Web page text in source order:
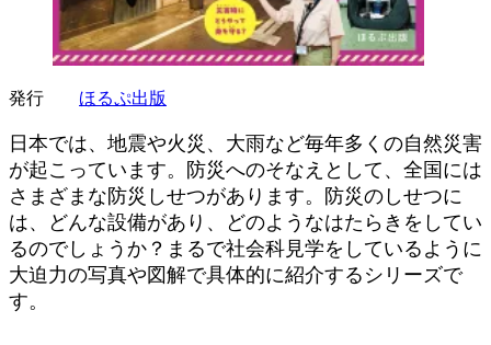
発行 ほるぷ出版
日本では、地震や火災、大雨など毎年多くの自然災害
が起こっています。防災へのそなえとして、全国には
さまざまな防災しせつがあります。防災のしせつに
は、どんな設備があり、どのようなはたらきをしてい
るのでしょうか？まるで社会科見学をしているように
大迫力の写真や図解で具体的に紹介するシリーズで
す。